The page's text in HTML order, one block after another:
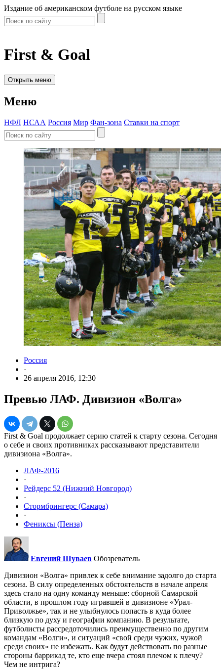
Издание об американском футболе на русском языке
First & Goal
Открыть меню
Меню
НФЛ НСАА Россия Мир Фан-зона Ставки на спорт
Россия
·
26 апреля 2016, 12:30
Превью ЛАФ. Дивизион «Волга»
First & Goal продолжает серию статей к старту сезона. Сегодня
о себе и своих противниках рассказывают представители
дивизиона «Волга».
ЛАФ-2016
·
Рейдерс 52 (Нижний Новгород)
·
Стормбрингерс (Самара)
·
Фениксы (Пенза)
Евгений Шуваев Обозреватель
Дивизион «Волга» привлек к себе внимание задолго до старта
сезона. В силу определенных обстоятельств в начале апреля
здесь стало на одну команду меньше: сборной Самарской
области, в прошлом году игравшей в дивизионе «Урал-
Приволжье», так и не улыбнулось попасть в куда более
близкую по духу и географии компанию. В результате,
футболисты рассредоточились преимущественно по другим
командам «Волги», и ситуаций «свой среди чужих, чужой
среди своих» не избежать. Как будут действовать по разные
стороны баррикад те, кто еще вчера стоял плечом к плечу?
Чем не интрига?